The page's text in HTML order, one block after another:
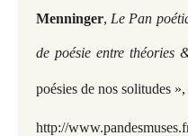
Menninger, Le Pan
de poésie entre théories
poésies de nos solitudes »,
http://